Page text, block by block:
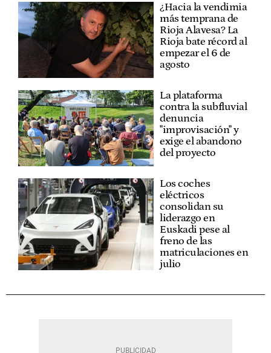
¿Hacia la vendimia
más temprana de
Rioja Alavesa? La
Rioja bate récord al
empezar el 6 de
agosto
La plataforma
contra la subfluvial
denuncia
"improvisación" y
exige el abandono
del proyecto
Los coches
eléctricos
consolidan su
liderazgo en
Euskadi pese al
freno de las
matriculaciones en
julio